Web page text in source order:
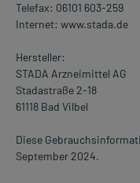
Telefax: 06101 603-259
Internet: www.stada.de
Hersteller:
STADA Arzneimittel AG
Stadastraße 2-18
61118 Bad Vilbel
Diese
September 2024.